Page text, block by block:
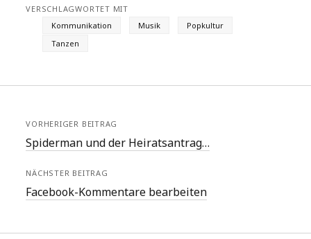
VERSCHLAGWORTET MIT
Kommunikation
Musik
Popkultur
Tanzen
VORHERIGER BEITRAG
Spiderman und der Heiratsantrag…
NÄCHSTER BEITRAG
Facebook-Kommentare bearbeiten